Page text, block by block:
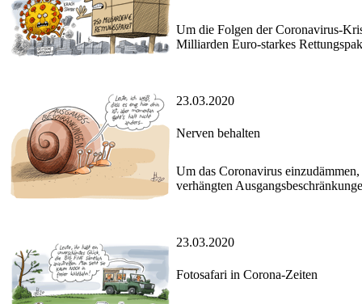
Um die Folgen der Coronavirus-
Milliarden Euro-starkes
23.03.2020
Nerven behalten
Um das Coronavirus
verhängten
23.03.2020
Fotosafari in Corona-Zeiten